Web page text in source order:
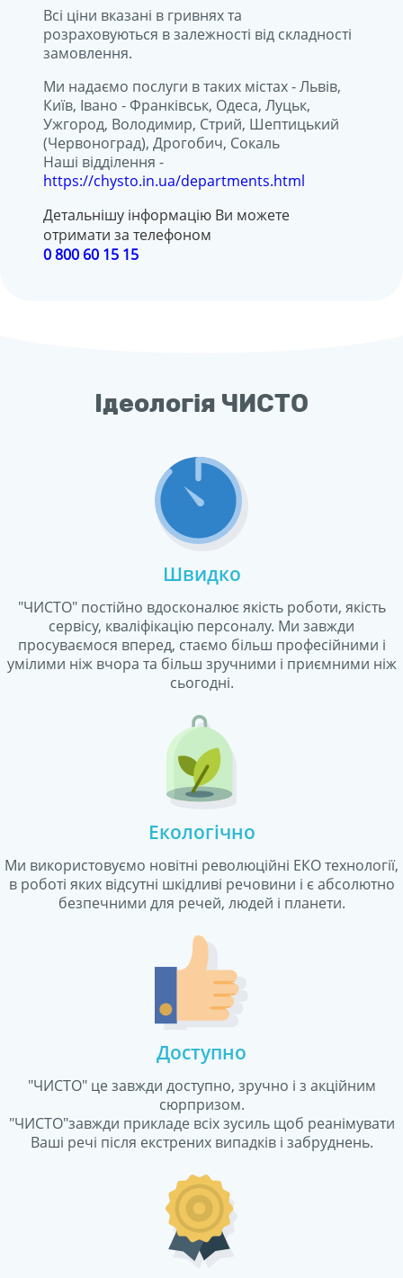
сі ціни вказані в гривнях та
розраховуються в залежності від складності
замовлення.
Ми надаємо послуги в таких містах - Львів,
Київ, Івано - Франківськ, Одеса, Луцьк,
Ужгород, Володимир, Стрий, Шептицький
(Червоноград), Дрогобич, Сокаль
Наші відділення -
https://chysto.in.ua/departments.html
Детальнішу інформацію Ви можете
отримати за телефоном
0 800 60 15 15
Ідеологія ЧИСТО
Швидко
"ЧИСТО" постійно вдосконалює якість роботи, якість
сервісу, кваліфікацію персоналу. Ми завжди
просуваємося вперед, стаємо більш професійними і
умілими ніж вчора та більш зручними і приємними ніж
сьогодні.
Екологічно
Ми використовуємо новітні революційні ЕКО технології,
роботі яких відсутні шкідливі речовини і є абсолютно
езпечними для речей, людей і планети.
Доступно
"ЧИСТО" це завжди доступно, зручно і з акційним
сюрпризом.
"ЧИСТО"завжди прикладе всіх зусиль щоб реанімувати
аші речі після екстрених випадків і забруднень.